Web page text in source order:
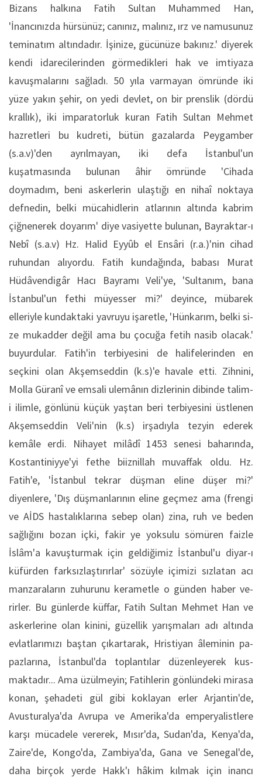
Bizans halkına Fatih Sultan Muham­med Han,
'İnancınızda hürsünüz; canınız, malınız, ırz ve namusunuz
teminatım altındadır. İşinize, gü­cünüze bakınız.' diyerek
kendi idarecilerinden gör­medikleri hak ve imtiyaza
kavuşmalarını sağladı. 50 yıla varmayan ömründe iki
yüze yakın şehir, on yedi devlet, on bir prenslik (dördü
krallık), iki imparatorluk kuran Fatih Sultan Mehmet
hazretleri bu kudreti, bütün gazalarda Peygamber
(s.a.v)'den ayrılmayan, iki defa İstanbul'un
kuşatmasında bulunan âhir ömründe 'Cihada
doymadım, beni asker­lerin ulaştığı en nihaî noktaya
defnedin, belki mücahidlerin atlarının altında kabrim
çiğnenerek doya­rım' diye vasiyette bulunan, Bayraktar-ı
Nebî (s.a.v) Hz. Halid Eyyûb el Ensâri (r.a.)'nin cihad
ruhun­dan alıyordu. Fatih kundağında, babası Murat
Hüdâvendigâr Hacı Bayramı Veli'ye, 'Sultanım, bana
İstan­bul'un fethi müyesser mi?' deyince, mübarek
elleriy­le kundaktaki yavruyu işaretle, 'Hünkarım, belki si­
ze mukadder değil ama bu çocuğa fetih nasib ola­cak.'
buyurdular. Fatih'in terbiyesini de halifelerin­den en
seçkini olan Akşemseddin (k.s)'e havale etti. Zihnini,
Molla Güranî ve emsali ulemânın dizlerinin dibinde talim-
i ilimle, gönlünü küçük yaştan beri terbiyesini üstlenen
Akşemseddin Veli'nin (k.s) irşadıyla tezyin ederek
kemâle erdi. Nihayet milâdî 1453 senesi baharında,
Kostantiniyye'yi fethe biiznillah muvaffak oldu. Hz.
Fatih'e, 'İstanbul tekrar düşman eline düşer mi?'
diyenlere, 'Dış düş­manlarının eline geçmez ama (frengi
ve AİDS hastalıkları­na sebep olan) zina, ruh ve beden
sağlığını bozan içki, fakir ye yoksulu sömüren fa­izle
İslâm'a kavuşturmak için geldiğimiz İstanbul'u diyar-ı
küfürden farksızlaştırırlar' sözüyle içimizi sızlatan acı
manzaraların zuhurunu kerametle o günden haber ve­
rirler. Bu günlerde küffar, Fa­tih Sultan Mehmet Han ve
askerlerine olan kinini, gü­zellik yarışmaları adı altında
evlatlarımızı baştan çıkarta­rak, Hristiyan âleminin pa­
pazlarına, İstanbul'da top­lantılar düzenleyerek kus­
maktadır... Ama üzülmeyin; Fatih­lerin gönlündeki mirasa
konan, şehadeti gül gibi koklayan erler Arjantin'de,
Avusturalya'da Avrupa ve Amerika'da emperyalistlere
karşı mücadele vere­rek, Mısır'da, Sudan'da, Kenya'da,
Zaire'de, Kon­go'da, Zambiya'da, Gana ve Senegal'de,
daha bir­çok yerde Hakk'ı hâkim kılmak için inancı